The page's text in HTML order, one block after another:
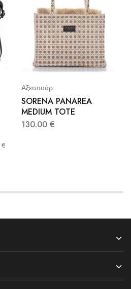
€
Αξεσουάρ
SORENA PANAREA
MEDIUM TOTE
130.00 €